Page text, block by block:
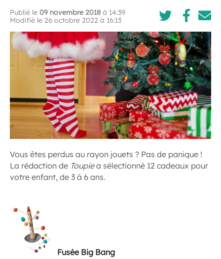
Publié le 09 novembre 2018 à 14:39
Modifié le 26 octobre 2022 à 16:13
Vous êtes perdus au rayon jouets ? Pas de panique !
La rédaction de Toupiea sélectionné 12 cadeaux pour
votre enfant, de 3 à 6 ans.
Fusée Big Bang